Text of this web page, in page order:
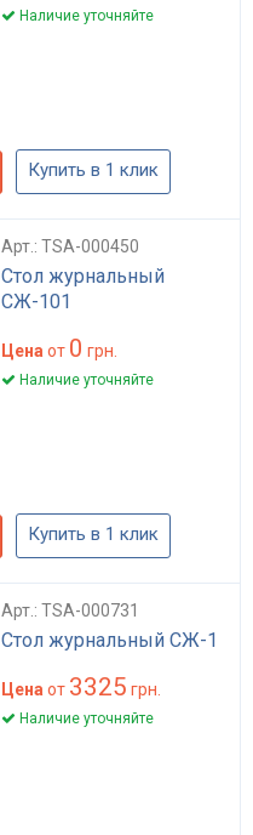
Наличие уточняйте
Купить в 1 клик
Арт.: TSA-000450
Стол журнальный
СЖ-101
Цена от 0 грн.
Наличие уточняйте
Купить в 1 клик
Арт.: TSA-000731
Стол журнальный СЖ-1
Цена от 3325 грн.
Наличие уточняйте